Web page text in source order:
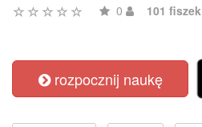
0 101 fiszek
rozpocznij naukę